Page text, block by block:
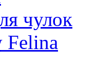
чулок
Felina